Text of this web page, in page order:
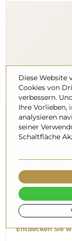
Möchten Sie
Entdecken Sie
Lieferung
Wir bieten einen
die Sendung
Gegen einen
Ihre Wohnung
Diese Website
Cookies von
verbessern.
Ihre Vorlieben,
analysieren
seiner
Schaltfläche